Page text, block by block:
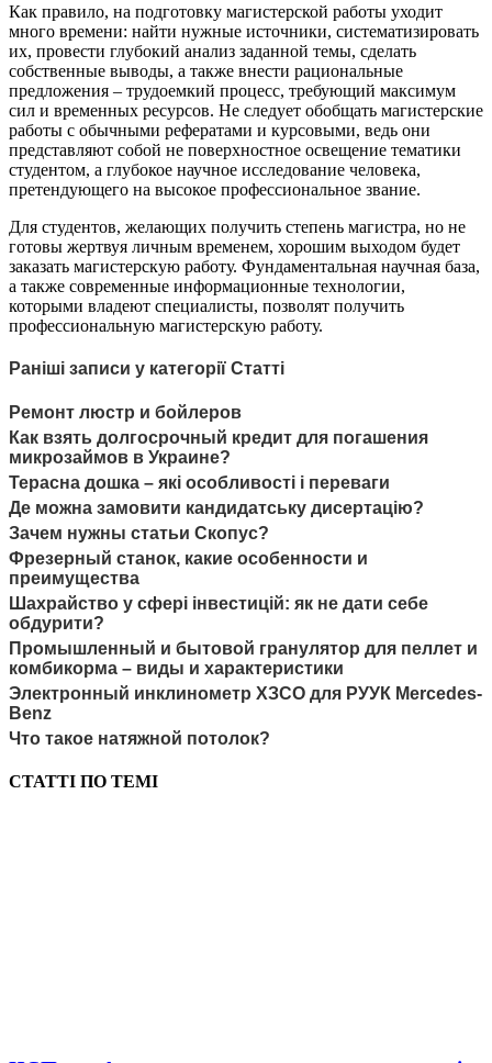
Как правило, на подготовку магистерской работы уходит
много времени: найти нужные источники, систематизировать
их, провести глубокий анализ заданной темы, сделать
собственные выводы, а также внести рациональные
предложения – трудоемкий процесс, требующий максимум
сил и временных ресурсов. Не следует обобщать магистерские
работы с обычными рефератами и курсовыми, ведь они
представляют собой не поверхностное освещение тематики
студентом, а глубокое научное исследование человека,
претендующего на высокое профессиональное звание.
Для студентов, желающих получить степень магистра, но не
готовы жертвуя личным временем, хорошим выходом будет
заказать магистерскую работу. Фундаментальная научная база,
а также современные информационные технологии,
которыми владеют специалисты, позволят получить
профессиональную магистерскую работу.
Раніші записи у категорії Статті
Ремонт люстр и бойлеров
Как взять долгосрочный кредит для погашения
микрозаймов в Украине?
Терасна дошка – які особливості і переваги
Де можна замовити кандидатську дисертацію?
Зачем нужны статьи Скопус?
Фрезерный станок, какие особенности и
преимущества
Шахрайство у сфері інвестицій: як не дати себе
обдурити?
Промышленный и бытовой гранулятор для пеллет и
комбикорма – виды и характеристики
Электронный инклинометр ХЗСО для РУУК Mercedes-
Benz
Что такое натяжной потолок?
СТАТТІ ПО ТЕМІ